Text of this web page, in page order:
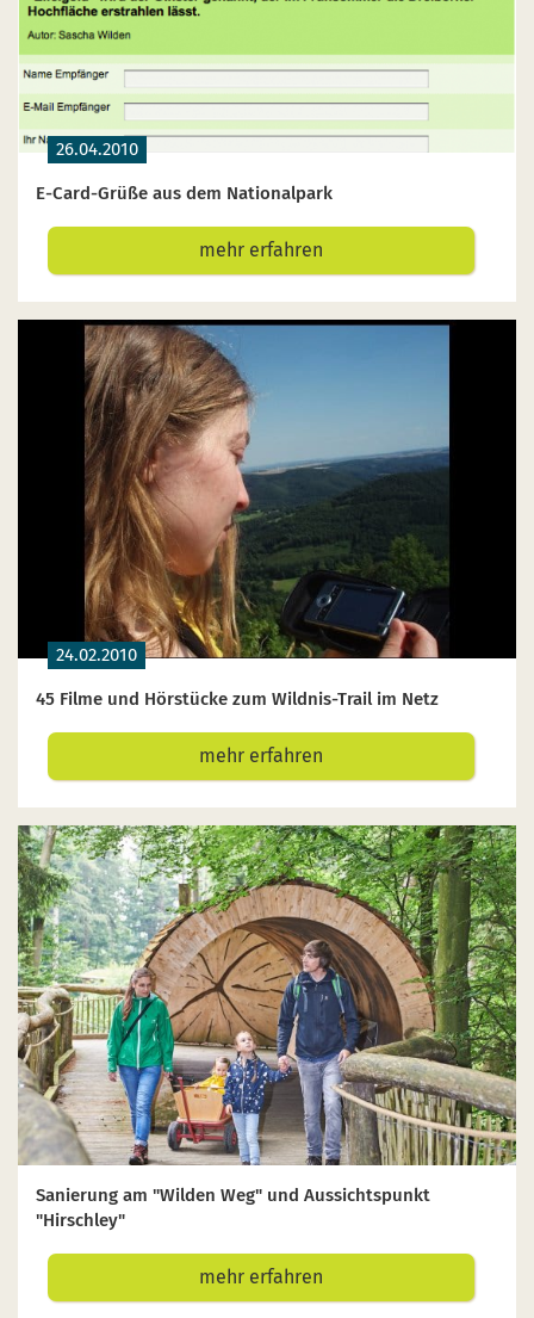
26.04.2010
E-Card-Grüße aus dem Nationalpark
mehr erfahren
24.02.2010
45 Filme und Hörstücke zum Wildnis-Trail im Netz
mehr erfahren
Sanierung am "Wilden Weg" und Aussichtspunkt
"Hirschley"
mehr erfahren